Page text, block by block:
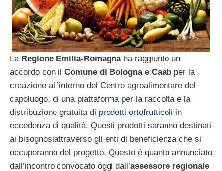
La Regione Emilia-Romagnaha raggiunto un
accordo con il Comune di Bologna e Caab per la
creazione all’interno del Centro agroalimentare del
capoluogo, di una piattaforma per la raccolta e la
distribuzione gratuita di prodotti ortofrutticoli in
eccedenza di qualità. Questi prodotti saranno destinati
ai bisognosiattraverso gli enti di beneficienza che si
occuperanno del progetto. Questo é quanto annunciato
dall’incontro convocato oggi dall’assessore regionale